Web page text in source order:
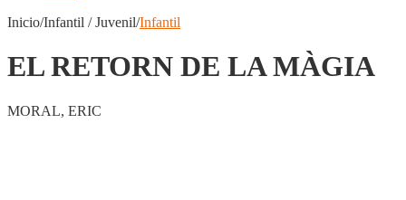
Inicio/Infantil / Juvenil/Infantil
EL RETORN DE LA MÀGIA
MORAL, ERIC